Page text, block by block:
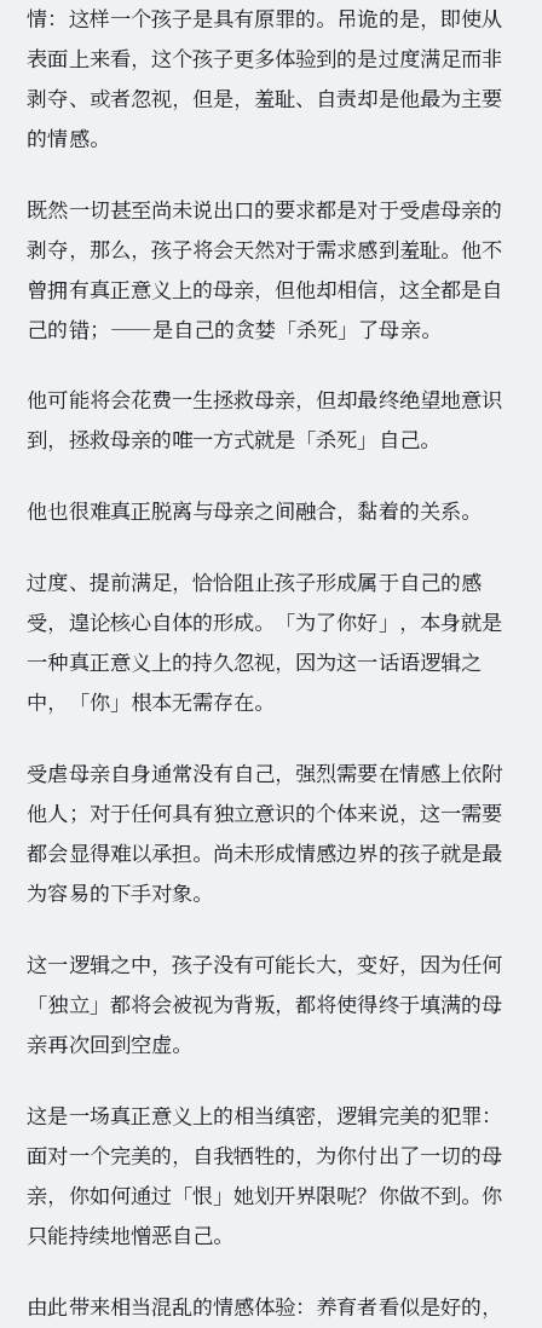
情：这样一个孩子是具有原罪的。吊诡的是，即使从
表面上来看，这个孩子更多体验到的是过度满足而非
剥夺、或者忽视，但是，羞耻、自责却是他最为主要
的情感。
既然一切甚至尚未说出口的要求都是对于受虐母亲的
剥夺，那么，孩子将会天然对于需求感到羞耻。他不
曾拥有真正意义上的母亲，但他却相信，这全都是自
己的错；——是自己的贪婪「杀死」了母亲。
他可能将会花费一生拯救母亲，但却最终绝望地意识
到，拯救母亲的唯一方式就是「杀死」自己。
他也很难真正脱离与母亲之间融合，黏着的关系。
过度、提前满足，恰恰阻止孩子形成属于自己的感
受，遑论核心自体的形成。「为了你好」，本身就是
一种真正意义上的持久忽视，因为这一话语逻辑之
中，「你」根本无需存在。
受虐母亲自身通常没有自己，强烈需要在情感上依附
他人；对于任何具有独立意识的个体来说，这一需要
都会显得难以承担。尚未形成情感边界的孩子就是最
为容易的下手对象。
这一逻辑之中，孩子没有可能长大，变好，因为任何
「独立」都将会被视为背叛，都将使得终于填满的母
亲再次回到空虚。
这是一场真正意义上的相当缜密，逻辑完美的犯罪：
面对一个完美的，自我牺牲的，为你付出了一切的母
亲，你如何通过「恨」她划开界限呢？你做不到。你
只能持续地憎恶自己。
由此带来相当混乱的情感体验：养育者看似是好的，